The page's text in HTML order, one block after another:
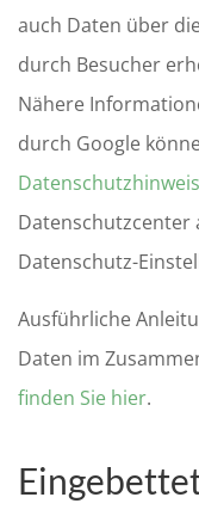
auch Daten über
durch Besucher
Nähere
durch Google
Datenschutzcenter
Datenschutz-
Ausführliche
Daten im
finden Sie hier.